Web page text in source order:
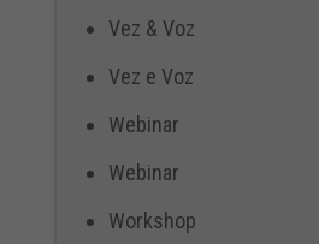
Vez & Voz
Vez e Voz
Webinar
Webinar
Workshop